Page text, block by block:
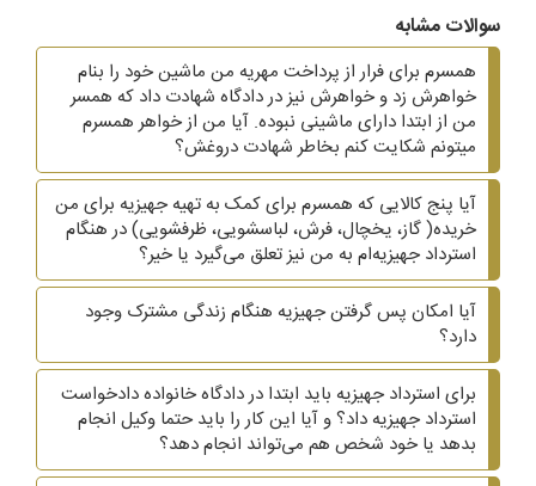
سوالات مشابه
همسرم برای فرار از پرداخت مهریه من ماشین خود را بنام
خواهرش زد و خواهرش نیز در دادگاه شهادت داد که همسر
من از ابتدا دارای ماشینی نبوده. آیا من از خواهر همسرم
میتونم شکایت کنم بخاطر شهادت دروغش؟
آیا پنج کالایی که همسرم برای کمک به تهیه جهیزیه برای من
خریده( گاز، یخچال، فرش، لباسشویی، ظرفشویی)‌ در هنگام
استرداد جهیزیه‌ام به من نیز تعلق می‌گیرد یا خیر؟
آیا امکان پس گرفتن جهیزیه هنگام زندگی مشترک وجود
دارد؟
برای استرداد جهیزیه باید ابتدا در دادگاه خانواده دادخواست
استرداد جهیزیه داد؟ و آیا این کار را باید حتما وکیل انجام
بدهد یا خود شخص هم می‌تواند انجام دهد؟